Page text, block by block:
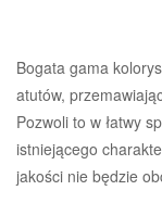
Bogata gama
atutów,
Pozwoli to w łatwy
istniejącego
jakości nie będzie